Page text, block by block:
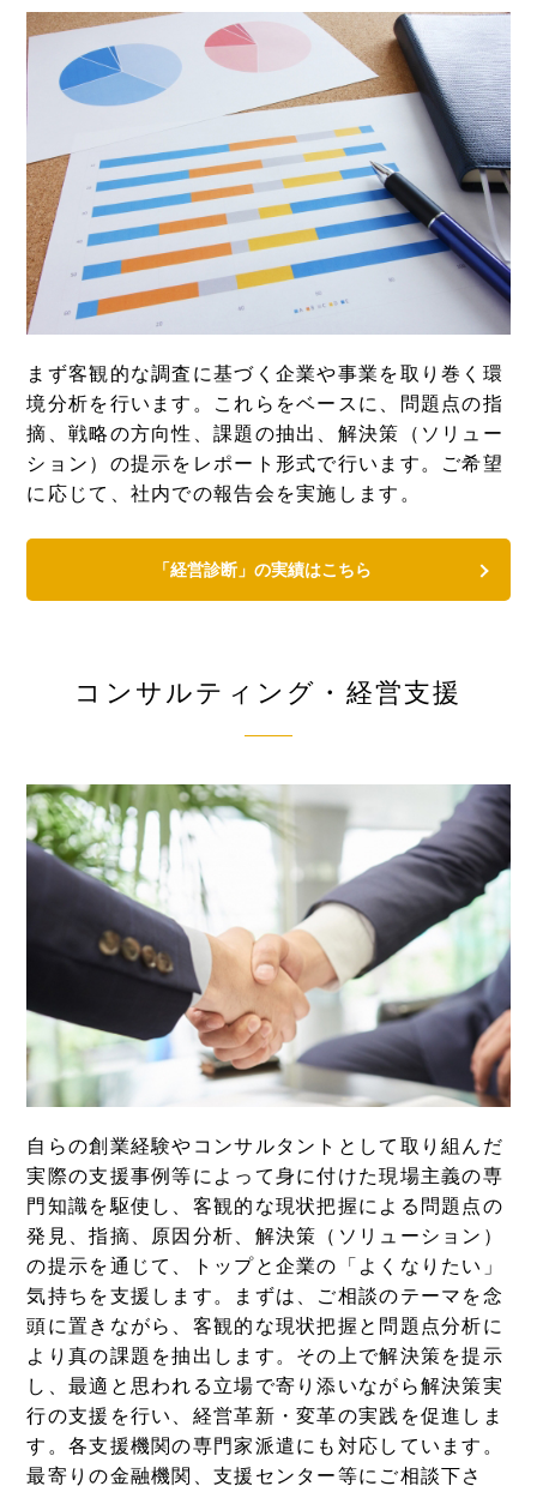
まず客観的な調査に基づく企業や事業を取り巻く環
境分析を行います。これらをベースに、問題点の指
摘、戦略の方向性、課題の抽出、解決策（ソリュー
ション）の提示をレポート形式で行います。ご希望
に応じて、社内での報告会を実施します。
「経営診断」の実績はこちら
コンサルティング・経営支援
自らの創業経験やコンサルタントとして取り組んだ
実際の支援事例等によって身に付けた現場主義の専
門知識を駆使し、客観的な現状把握による問題点の
発見、指摘、原因分析、解決策（ソリューション）
の提示を通じて、トップと企業の「よくなりたい」
気持ちを支援します。まずは、ご相談のテーマを念
頭に置きながら、客観的な現状把握と問題点分析に
より真の課題を抽出します。その上で解決策を提示
し、最適と思われる立場で寄り添いながら解決策実
行の支援を行い、経営革新・変革の実践を促進しま
す。各支援機関の専門家派遣にも対応しています。
最寄りの金融機関、支援センター等にご相談下さ